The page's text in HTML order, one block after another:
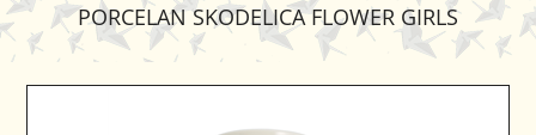
PORCELAN SKODELICA FLOWER GIRLS